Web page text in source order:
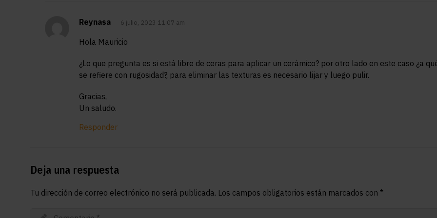
Reynasa 6 julio, 2023 11:07 am
Hola Mauricio
¿Lo que pregunta es si está libre de ceras para aplicar un cerámico? por otro lado en este caso ¿a
se refiere con rugosidad?, para eliminar las texturas es necesario lijar y luego pulir.
Gracias,
Un saludo.
Responder
Deja una respuesta
Tu dirección de correo electrónico no será publicada. Los campos obligatorios están marcados con *